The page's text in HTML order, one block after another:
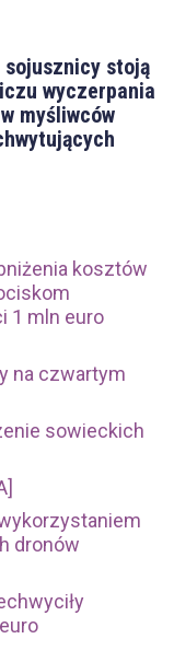
sojusznicy stoją
wyczerpania
myśliwców
kosztów
1 mln euro
na czwartym
sowieckich
dronów